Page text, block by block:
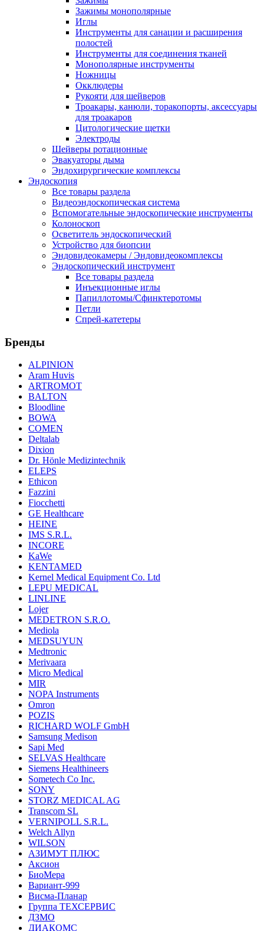
Зажимы монополярные
Иглы
Инструменты для санации и расширения
полостей
Инструменты для соединения тканей
Монополярные инструменты
Ножницы
Окклюдеры
Рукояти для шейверов
Троакары, канюли, торакопорты, аксессуары
для троакаров
Цитологические щетки
Электроды
Шейверы ротационные
Эвакуаторы дыма
Эндохирургические комплексы
Эндоскопия
Все товары раздела
Видеоэндоскопическая система
Вспомогательные эндоскопические инструменты
Колоноскоп
Осветитель эндоскопический
Устройство для биопсии
Эндовидеокамеры / Эндовидеокомплексы
Эндоскопический инструмент
Все товары раздела
Инъекционные иглы
Папиллотомы/Сфинктеротомы
Петли
Спрей-катетеры
Бренды
ALPINION
Aram Huvis
ARTROMOT
BALTON
Bloodline
BOWA
COMEN
Deltalab
Dixion
Dr. Hönle Medizintechnik
ELEPS
Ethicon
Fazzini
Fiocchetti
GE Healthcare
HEINE
IMS S.R.L.
INCORE
KaWe
KENTAMED
Kernel Medical Equipment Co. Ltd
LEPU MEDICAL
LINLINE
Lojer
MEDETRON S.R.O.
Mediola
MEDSUYUN
Medtronic
Merivaara
Micro Medical
MIR
NOPA Instruments
Omron
POZIS
RICHARD WOLF GmbH
Samsung Medison
Sapi Med
SELVAS Healthcare
Siemens Healthineers
Sometech Co Inc.
SONY
STORZ MEDICAL AG
Transcom SL
VERNIPOLL S.R.L.
Welch Allyn
WILSON
АЗИМУТ ПЛЮС
Аксион
БиоМера
Вариант-999
Висма-Планар
Группа ТЕХСЕРВИС
ДЗМО
ДИАКОМС